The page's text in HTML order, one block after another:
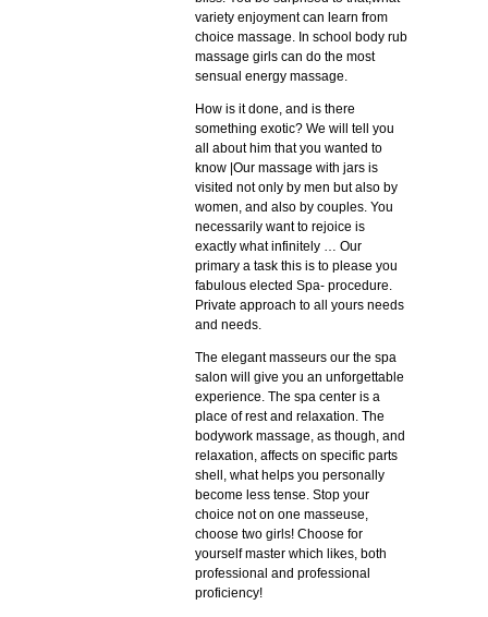
variety enjoyment can learn from
choice massage. In school body rub
massage girls can do the most
sensual energy massage.
How is it done, and is there
something exotic? We will tell you
all about him that you wanted to
know |Our massage with jars is
visited not only by men but also by
women, and also by couples. You
necessarily want to rejoice is
exactly what infinitely … Our
primary а task this is to please you
fabulous elected Spa- procedure.
Private approach to all yours needs
and needs.
The elegant masseurs our the spa
salon will give you an unforgettable
experience. The spa center is a
place of rest and relaxation. The
bodywork massage, as though, and
relaxation, affects on specific parts
shell, what helps you personally
become less tense. Stop your
choice not on one masseuse,
choose two girls! Choose for
yourself master which likes, both
professional and professional
proficiency!